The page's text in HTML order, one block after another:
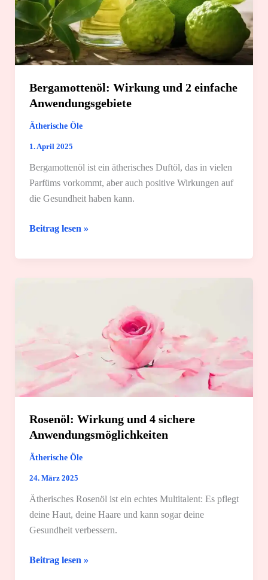
Bergamottenöl: Wirkung und 2 einfache
Anwendungsgebiete
Ätherische Öle
1. April 2025
Bergamottenöl ist ein ätherisches Duftöl, das in vielen
Parfüms vorkommt, aber auch positive Wirkungen auf
die Gesundheit haben kann.
Bergamottenöl:
und
Beitrag lesen »
Rosenöl: Wirkung und 4 sichere
Anwendungsmöglichkeiten
Ätherische Öle
24. März 2025
Ätherisches Rosenöl ist ein echtes Multitalent: Es pflegt
deine Haut, deine Haare und kann sogar deine
Gesundheit verbessern.
Rosenöl:
Beitrag lesen »